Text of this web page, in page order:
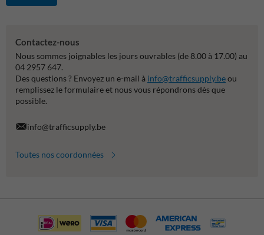
Contactez-nous
Nous sommes joignables les jours ouvrables (de 8.00 à 17.00) au
04 2957 647.
Des questions ? Envoyez un e-mail à info@trafficsupply.beou
remplissez le formulaire et nous vous répondrons dès que
possible.
info@trafficsupply.be
Toutes nos coordonnées